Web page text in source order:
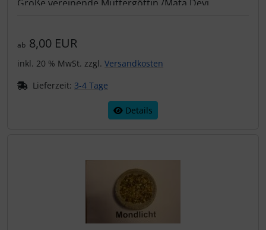
Große vereinende Muttergöttin /Mata Devi
ab 8,00 EUR
inkl. 20 % MwSt. zzgl. Versandkosten
Lieferzeit: 3-4 Tage
Details